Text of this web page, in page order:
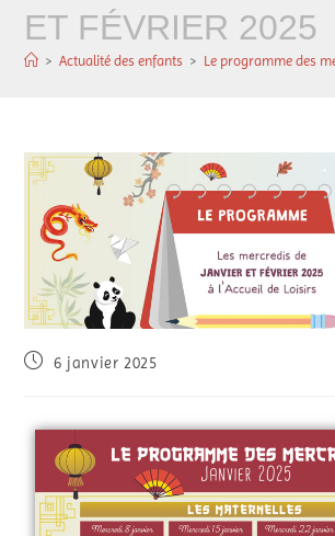
ET FÉVRIER 2025
> Actualité des enfants > Le programme des
6 janvier 2025